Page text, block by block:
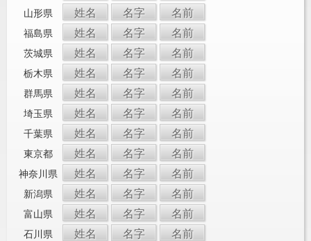
山形県 姓名 名字 名前
福島県 姓名 名字 名前
茨城県 姓名 名字 名前
栃木県 姓名 名字 名前
群馬県 姓名 名字 名前
埼玉県 姓名 名字 名前
千葉県 姓名 名字 名前
東京都 姓名 名字 名前
神奈川県 姓名 名字 名前
新潟県 姓名 名字 名前
富山県 姓名 名字 名前
石川県 姓名 名字 名前